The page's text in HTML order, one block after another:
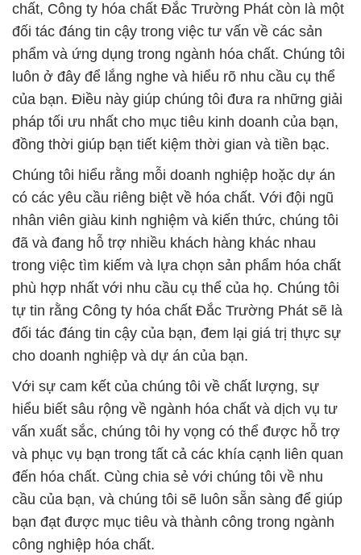
chất, Công ty hóa chất Đắc Trường Phát còn là một
đối tác đáng tin cậy trong việc tư vấn về các sản
phẩm và ứng dụng trong ngành hóa chất. Chúng tôi
luôn ở đây để lắng nghe và hiểu rõ nhu cầu cụ thể
của bạn. Điều này giúp chúng tôi đưa ra những giải
pháp tối ưu nhất cho mục tiêu kinh doanh của bạn,
đồng thời giúp bạn tiết kiệm thời gian và tiền bạc.
Chúng tôi hiểu rằng mỗi doanh nghiệp hoặc dự án
có các yêu cầu riêng biệt về hóa chất. Với đội ngũ
nhân viên giàu kinh nghiệm và kiến thức, chúng tôi
đã và đang hỗ trợ nhiều khách hàng khác nhau
trong việc tìm kiếm và lựa chọn sản phẩm hóa chất
phù hợp nhất với nhu cầu cụ thể của họ. Chúng tôi
tự tin rằng Công ty hóa chất Đắc Trường Phát sẽ là
đối tác đáng tin cậy của bạn, đem lại giá trị thực sự
cho doanh nghiệp và dự án của bạn.
Với sự cam kết của chúng tôi về chất lượng, sự
hiểu biết sâu rộng về ngành hóa chất và dịch vụ tư
vấn xuất sắc, chúng tôi hy vọng có thể được hỗ trợ
và phục vụ bạn trong tất cả các khía cạnh liên quan
đến hóa chất. Cùng chia sẻ với chúng tôi về nhu
cầu của bạn, và chúng tôi sẽ luôn sẵn sàng để giúp
bạn đạt được mục tiêu và thành công trong ngành
công nghiệp hóa chất.